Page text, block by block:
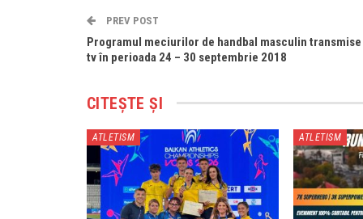
PREV POST
Programul meciurilor de handbal masculin transmise
tv în perioada 24 – 30 septembrie 2018
CITEȘTE ȘI
ATLETISM ATLETISM